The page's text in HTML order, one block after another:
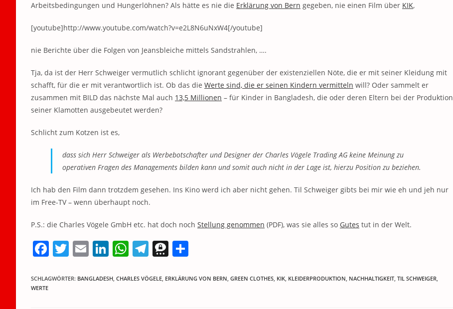
Arbeitsbedingungen und Hungerlöhnen? Als hätte es nie die Erklärung von Bern gegeben, nie einen Film über KIK,
[youtube]http://www.youtube.com/watch?v=e2L8N6uNxW4[/youtube]
nie Berichte über die Folgen von Jeansbleiche mittels Sandstrahlen, ….
Tja, da ist der Herr Schweiger vermutlich schlicht ignorant gegenüber der existenziellen Nöte, die er mit seiner Kleidung mit
schafft, für die er mit verantwortlich ist. Ob das die Werte sind, die er seinen Kindern vermitteln will? Oder sammelt er
zusammen mit BILD das nächste Mal auch 13,5 Millionen – für Kinder in Bangladesh, die oder deren Eltern bei der Produktion
seiner Klamotten ausgebeutet werden?
Schlicht zum Kotzen ist es,
dass sich Herr Schweiger als Werbebotschafter und Designer der Charles Vögele Trading AG keine Meinung zu
operativen Fragen des Managements bilden kann und somit auch nicht in der Lage ist, hierzu Position zu beziehen.
Ich hab den Film dann trotzdem gesehen. Ins Kino werd ich aber nicht gehen. Til Schweiger gibts bei mir wie eh und jeh nur
im Free-TV – wenn überhaupt noch.
P.S.: die Charles Vögele GmbH etc. hat doch noch Stellung genommen (PDF), was sie alles so Gutes tut in der Welt.
F
c
T
itt
E
ai
Li
k
W
at
T
e
T
re le
SCHLAGWÖRTER: BANGLADESH, CHARLES VÖGELE, ERKLÄRUNG VON BERN, GREEN CLOTHES, KIK, KLEIDERPRODUKTION, NACHHALTIGKEIT, TIL SCHWEIGER,
WERTE